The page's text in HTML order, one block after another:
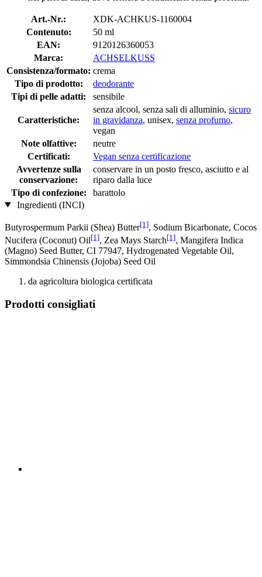
Art.-Nr.:
XDK-ACHKUS-1160004
Contenuto:
50 ml
EAN:
9120126360053
Marca:
ACHSELKUSS
Consistenza/formato: crema
Tipo di prodotto:
deodorante
Tipi di pelle adatti:
sensibile
Caratteristiche:
senza alcool, senza sali di alluminio, sicuro
in gravidanza, unisex, senza profumo,
vegan
Note olfattive:
neutre
Certificati:
Vegan senza certificazione
Avvertenze sulla
conservazione:
conservare in un posto fresco, asciutto e al
riparo dalla luce
Tipo di confezione:
barattolo
Ingredienti (INCI)
Butyrospermum Parkii (Shea) Butter[1], Sodium Bicarbonate, Cocos
Nucifera (Coconut) Oil[1], Zea Mays Starch[1], Mangifera Indica
(Magno) Seed Butter, CI 77947, Hydrogenated Vegetable Oil,
Simmondsia Chinensis (Jojoba) Seed Oil
da agricoltura biologica certificata
Prodotti consigliati